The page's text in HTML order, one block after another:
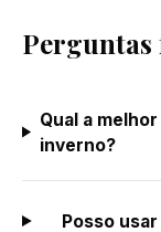
Perguntas
Qual a
inverno?
Posso